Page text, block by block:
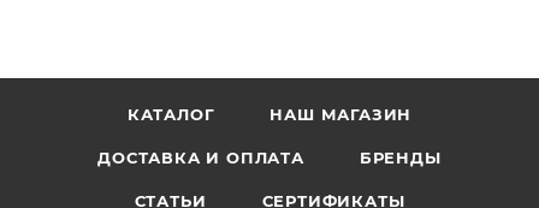
КАТАЛОГ НАШ МАГАЗИН
ДОСТАВКА И ОПЛАТА БРЕНДЫ
СТАТЬИ СЕРТИФИКАТЫ